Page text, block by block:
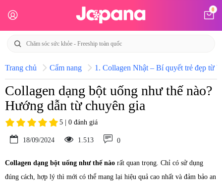
0
Trang chủ Cẩm nang 1. Collagen Nhật – Bí quyết trẻ đẹp từ
Collagen dạng bột uống như thế nào?
Hướng dẫn từ chuyên gia
5 | 0 đánh giá
18/09/2024 1.513 0
Collagen dạng bột uống như thế nào rất quan trọng. Chỉ có sử dụng
đúng cách, hợp lý thì mới có thể mang lại hiệu quả cao nhất và đảm bảo an